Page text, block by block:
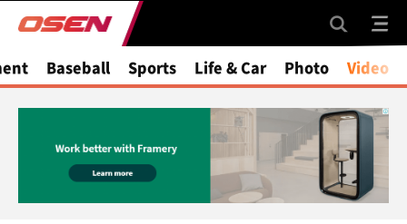
Baseball Sports Life & Car Photo Video